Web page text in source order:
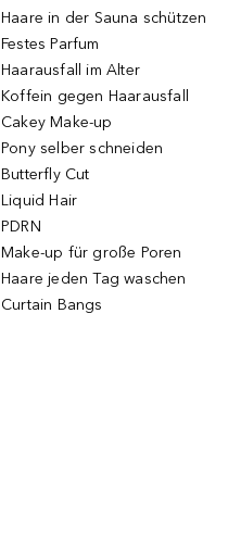
Haare in der Sauna schützen
Festes Parfum
Haarausfall im Alter
Koffein gegen Haarausfall
Cakey Make-up
Pony selber schneiden
Butterfly Cut
Liquid Hair
PDRN
Make-up für große Poren
Haare jeden Tag waschen
Curtain Bangs